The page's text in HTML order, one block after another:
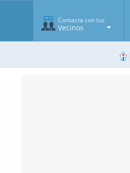
Contacta con tus
Vecinos